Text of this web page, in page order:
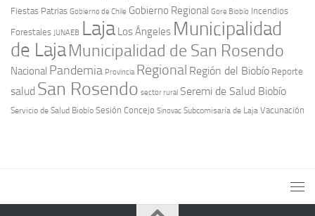
Fiestas Patrias Gobierno de Chile Gobierno Regional Gore Biobío Incendios
Forestales JUNAEB Laja Los Ángeles Municipalidad
de LajaMunicipalidad de San Rosendo
Nacional Pandemia Provincia Regional Región del Biobío Reporte
salud San Rosendo sector rural Seremi de Salud Biobío
Servicio de Salud Biobío Sesión Concejo Sinovac Subcomisaría de Laja Vacunación